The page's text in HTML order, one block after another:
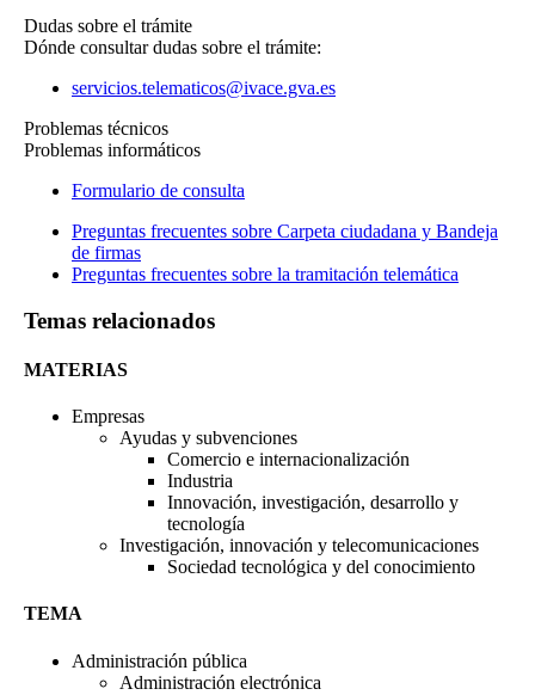
Dudas sobre el trámite
Dónde consultar dudas sobre el trámite:
servicios.telematicos@ivace.gva.es
Problemas técnicos
Problemas informáticos
Formulario de consulta
Preguntas frecuentes sobre Carpeta ciudadana y Bandeja
de firmas
Preguntas frecuentes sobre la tramitación telemática
Temas relacionados
MATERIAS
Empresas
Ayudas y subvenciones
Comercio e internacionalización
Industria
Innovación, investigación, desarrollo y
tecnología
Investigación, innovación y telecomunicaciones
Sociedad tecnológica y del conocimiento
TEMA
Administración pública
Administración electrónica